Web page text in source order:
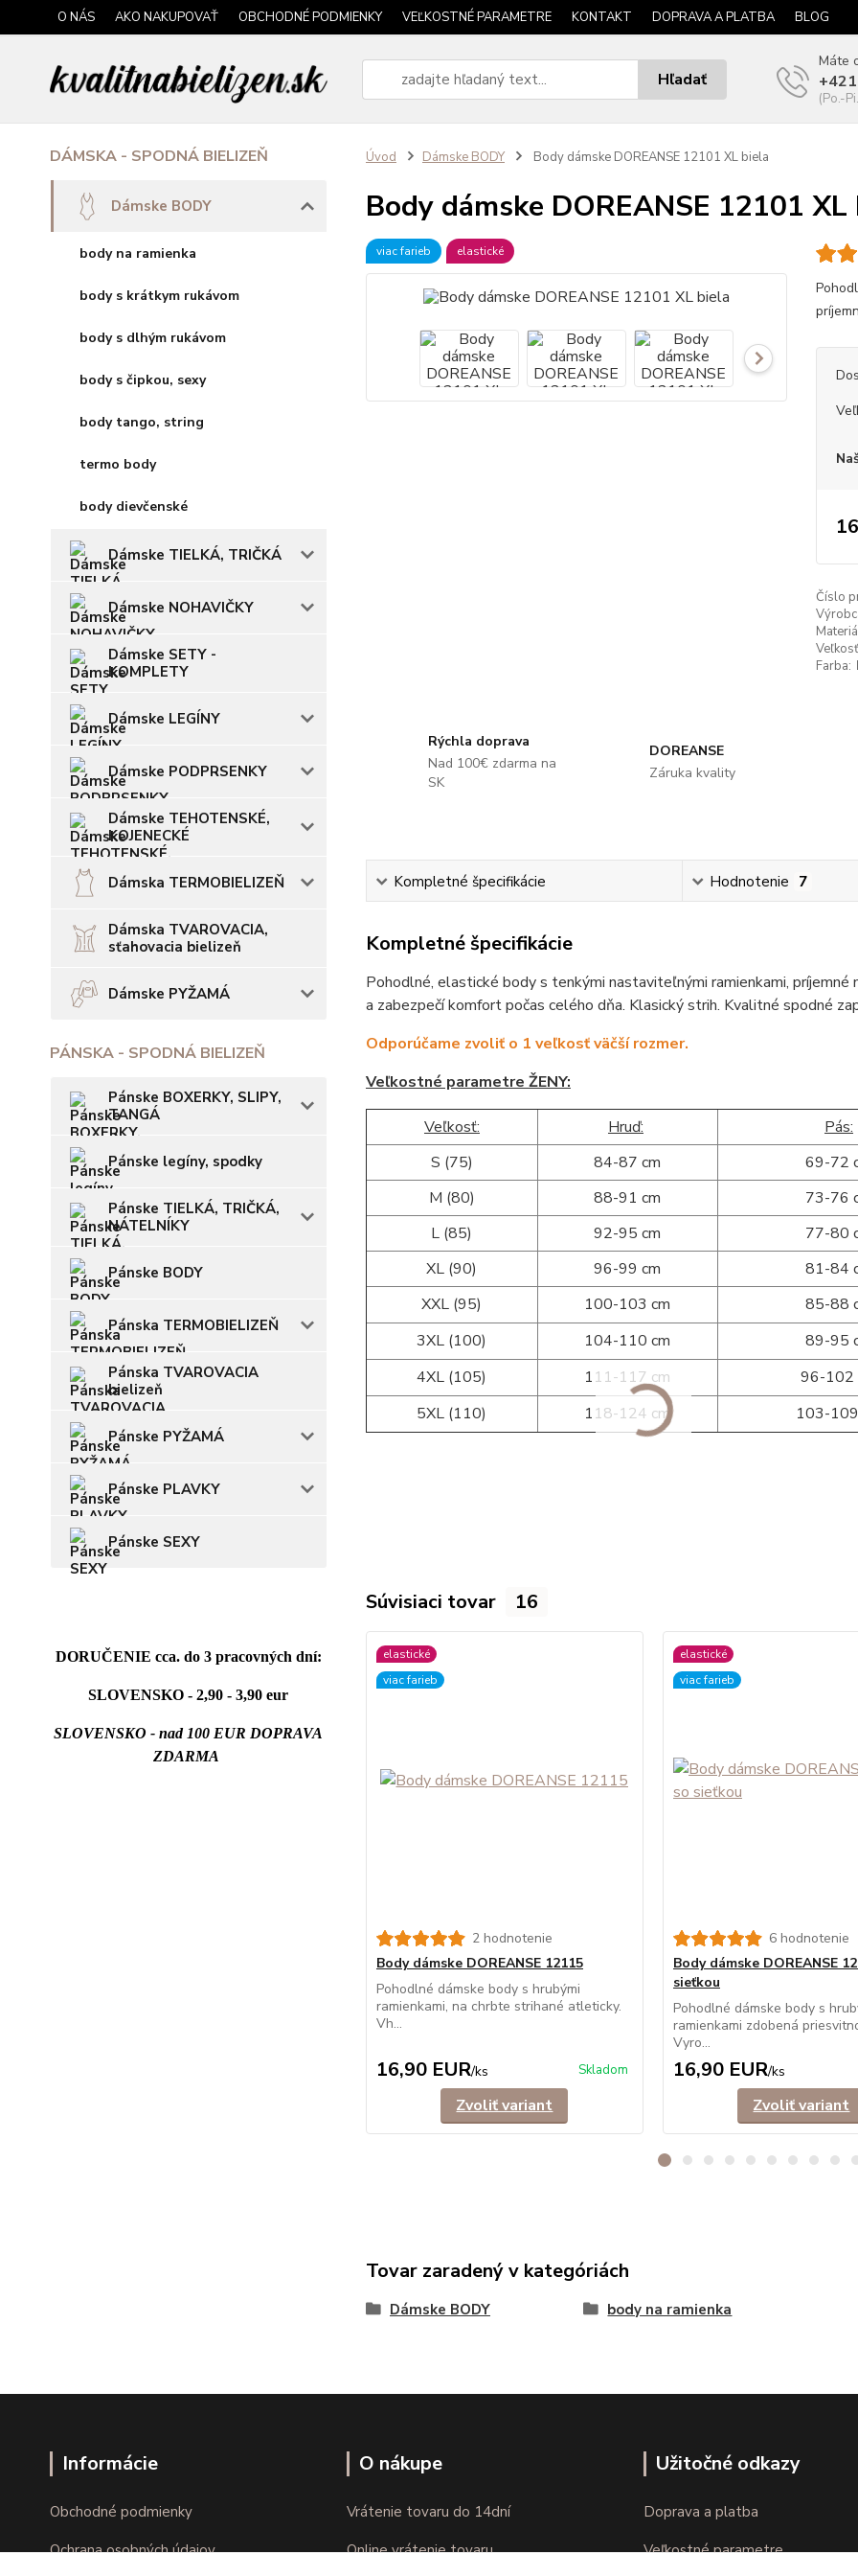
O NÁS AKO NAKUPOVAŤ OBCHODNÉ PODMIENKY VEĽKOSTNÉ PARAMETRE KONTAKT DOPRAVA A PLATBA BLOG
Hľadať
Máte
(Po.-
DÁMSKA - SPODNÁ BIELIZEŇ
Dámske BODY
body na ramienka
body s krátkym rukávom
body s dlhým rukávom
body s čipkou, sexy
body tango, string
termo body
body dievčenské
Dámske TIELKÁ, TRIČKÁ
Dámske NOHAVIČKY
Dámske SETY -
KOMPLETY
Dámske LEGÍNY
Dámske PODPRSENKY
Dámske TEHOTENSKÉ,
KOJENECKÉ
Dámska TERMOBIELIZEŇ
Dámska TVAROVACIA,
sťahovacia bielizeň
Dámske PYŽAMÁ
PÁNSKA - SPODNÁ BIELIZEŇ
Pánske BOXERKY, SLIPY,
TANGÁ
Pánske legíny, spodky
Pánske TIELKÁ, TRIČKÁ,
NÁTELNÍKY
Pánske BODY
Pánska TERMOBIELIZEŇ
Pánska TVAROVACIA
bielizeň
Pánske PYŽAMÁ
Pánske PLAVKY
Pánske SEXY
DORUČENIE cca. do 3 pracovných dní:
SLOVENSKO - 2,90 - 3,90 eur
SLOVENSKO - nad 100 EUR DOPRAVA
ZDARMA
Úvod Dámske BODY Body dámske DOREANSE 12101 XL biela
Body dámske DOREANSE 12101 XL
viac farieb elastické
Číslo
Farba:
Rýchla doprava
Nad 100€ zdarma na
SK
DOREANSE
Záruka kvality
Kompletné špecifikácie Hodnotenie 7
Kompletné špecifikácie
Pohodlné, elastické body s tenkými nastaviteľnými ramienkami, príjemné
a zabezpečí komfort počas celého dňa. Klasický strih. Kvalitné spodné
Odporúčame zvoliť o 1 veľkosť väčší rozmer.
Veľkostné parametre ŽENY:
Veľkosť: Hruď:
Pás:
S (75)
84-87 cm
69-72
M (80)
88-91 cm
73-76
L (85)
92-95 cm
77-80
XL (90)
96-99 cm
81-84
XXL (95)
100-103 cm
85-88
3XL (100)
104-110 cm
89-95
4XL (105)
111-117 cm
96-102
5XL (110)
118-124 cm 103-
Súvisiaci tovar 16
elastické
viac farieb
2 hodnotenie
Body dámske DOREANSE 12115
Pohodlné dámske body s hrubými
ramienkami, na chrbte strihané atleticky.
Vh...
16,90 EUR/ks Skladom
Zvoliť variant
elastické
viac farieb
6 hodnotenie
Body dámske DOREANSE
sieťkou
Pohodlné dámske body s
ramienkami zdobená
Vyro...
16,90 EUR/ks
Zvoliť variant
Tovar zaradený v kategóriách
Dámske BODY body na ramienka
Informácie
Obchodné podmienky
Ochrana osobných údajov
O nákupe
Vrátenie tovaru do 14dní
Online vrátenie tovaru
Užitočné odkazy
Doprava a platba
Veľkostné parametre